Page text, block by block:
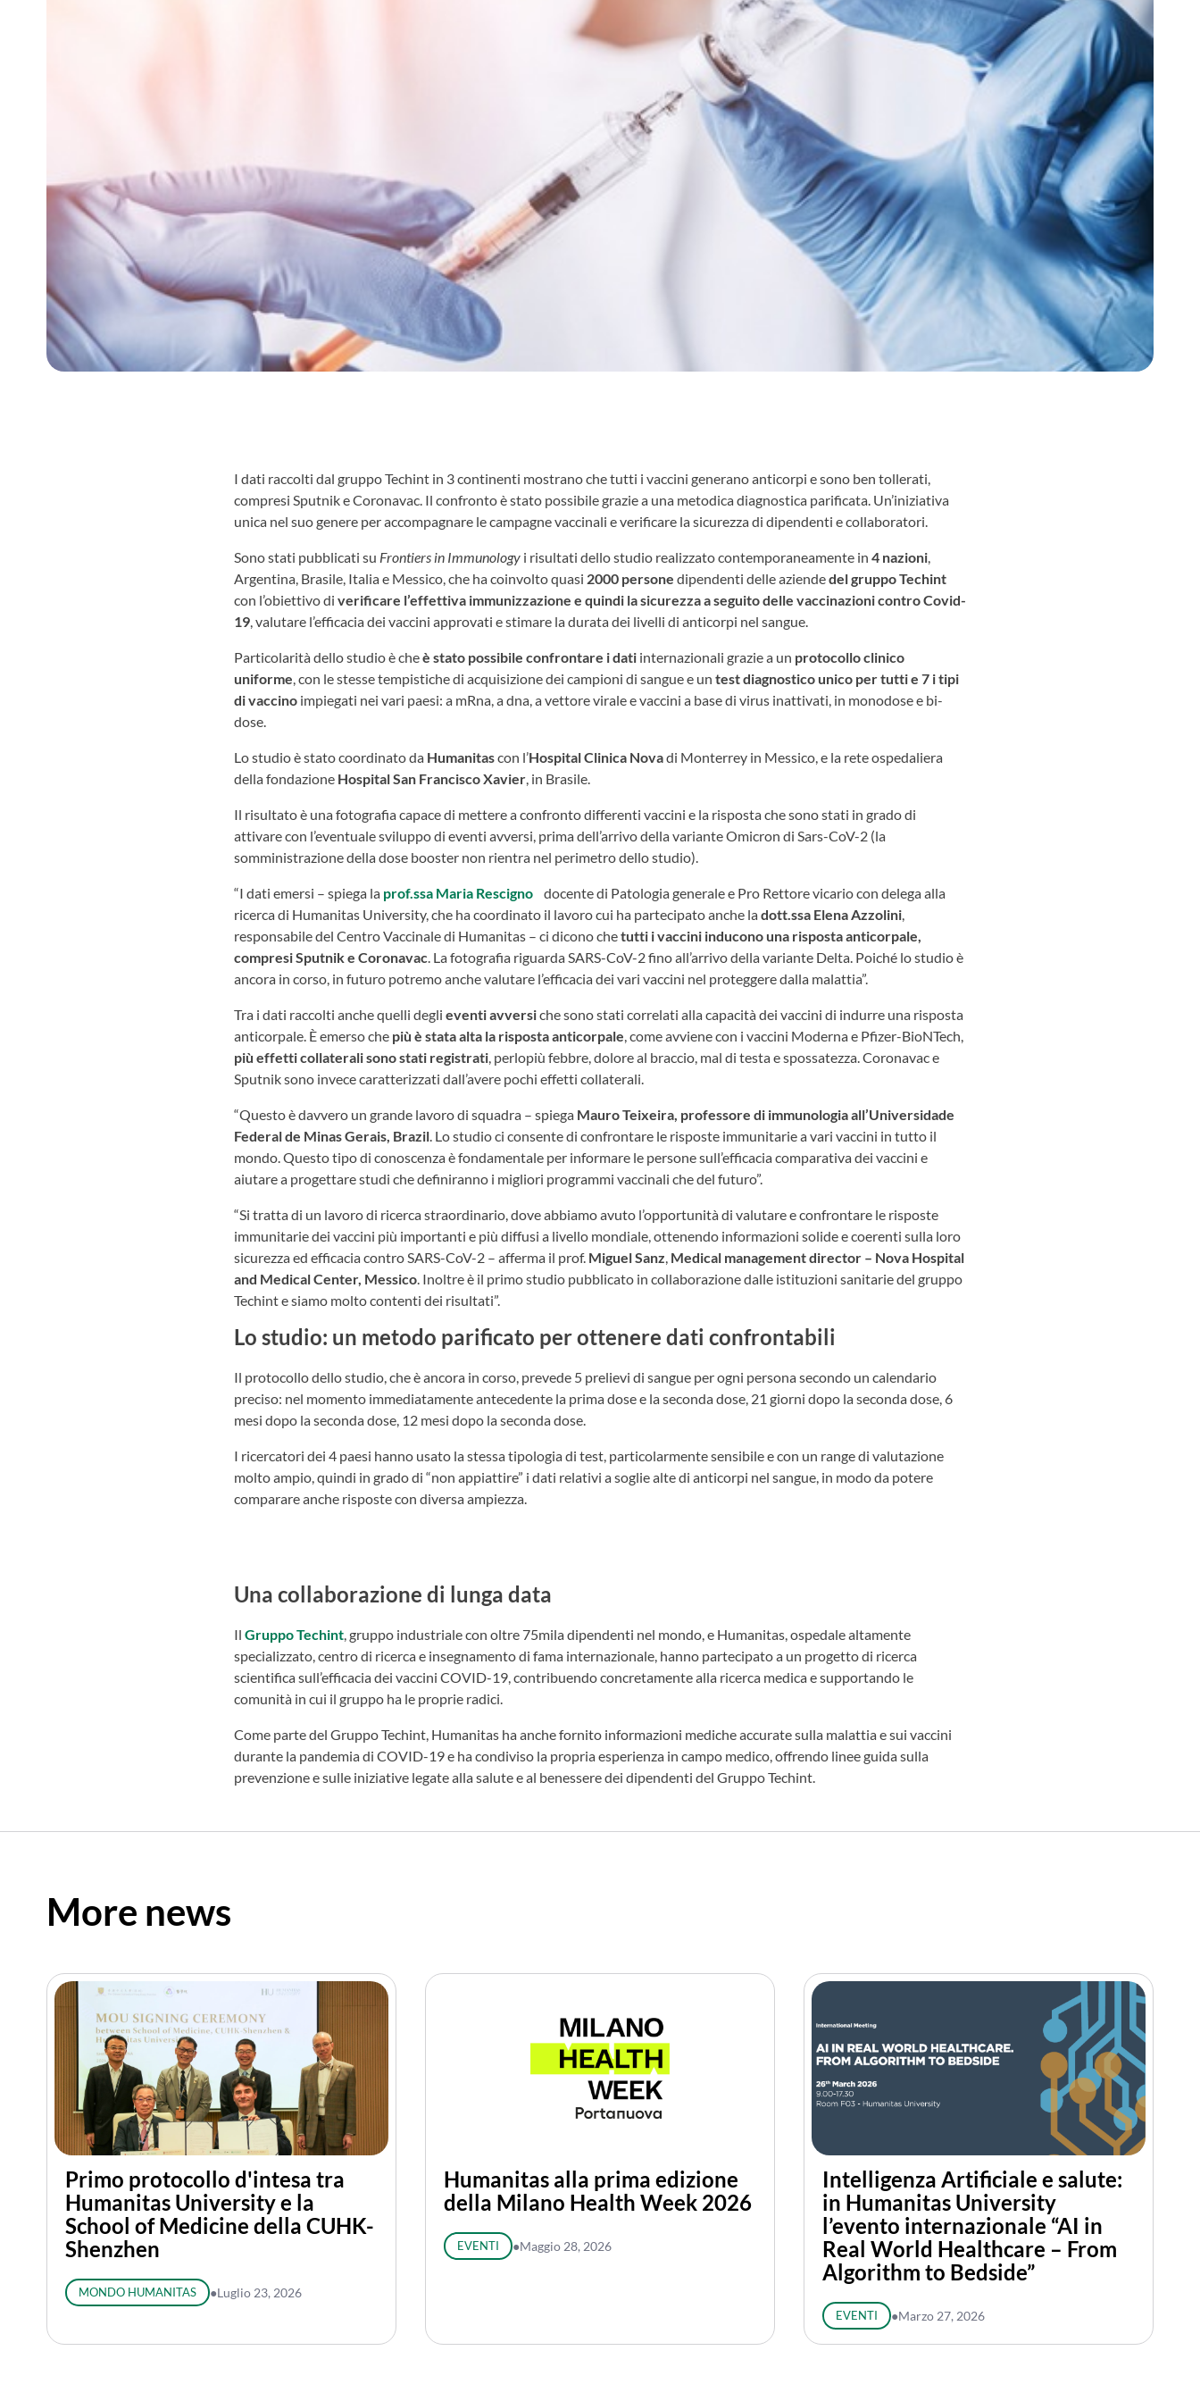
I dati raccolti dal gruppo Techint in 3 continenti mostrano che tutti i vaccini generano anticorpi e sono ben tollerati,
compresi Sputnik e Coronavac. Il confronto è stato possibile grazie a una metodica diagnostica parificata. Un’iniziativa
unica nel suo genere per accompagnare le campagne vaccinali e verificare la sicurezza di dipendenti e collaboratori.
Sono stati pubblicati su Frontiers in Immunology i risultati dello studio realizzato contemporaneamente in 4 nazioni,
Argentina, Brasile, Italia e Messico, che ha coinvolto quasi 2000 persone dipendenti delle aziendedel gruppo Techint
con l’obiettivo di verificare l’effettiva immunizzazione e quindi la sicurezza a seguito delle vaccinazioni contro Covid-
19, valutare l’efficacia dei vaccini approvati e stimare la durata dei livelli di anticorpi nel sangue.
Particolarità dello studio è cheè stato possibile confrontare i dati internazionali grazie a un protocollo clinico
uniforme, con le stesse tempistiche di acquisizione dei campioni di sangue e un test diagnostico unico per tutti e 7 i tipi
di vaccino impiegati nei vari paesi: a mRna, a dna, a vettore virale e vaccini a base di virus inattivati, in monodose e bi-
dose.
Lo studio è stato coordinato da Humanitascon l’Hospital Clinica Novadi Monterrey in Messico, e la rete ospedaliera
della fondazione Hospital San Francisco Xavier, in Brasile.
Il risultato è una fotografia capace di mettere a confronto differenti vaccini e la risposta che sono stati in grado di
attivare con l’eventuale sviluppo di eventi avversi, prima dell’arrivo della variante Omicron di Sars-CoV-2 (la
somministrazione della dose booster non rientra nel perimetro dello studio).
“I dati emersi – spiega la prof.ssa Maria Rescigno docente di Patologia generale e Pro Rettore vicario con delega alla
ricerca di Humanitas University, che ha coordinato il lavoro cui ha partecipato anche ladott.ssa Elena Azzolini,
responsabile del Centro Vaccinale di Humanitas – ci dicono chetutti i vaccini inducono una risposta anticorpale,
compresi Sputnik e Coronavac. La fotografia riguarda SARS-CoV-2 fino all’arrivo della variante Delta. Poiché lo studio è
ancora in corso, in futuro potremo anche valutare l’efficacia dei vari vaccini nel proteggere dalla malattia”.
Tra i dati raccolti anche quelli degli eventi avversiche sono stati correlati alla capacità dei vaccini di indurre una risposta
anticorpale. È emerso che più è stata alta la risposta anticorpale, come avviene con i vaccini Moderna e Pfizer-BioNTech,
più effetti collaterali sono stati registrati, perlopiù febbre, dolore al braccio, mal di testa e spossatezza. Coronavac e
Sputnik sono invece caratterizzati dall’avere pochi effetti collaterali.
“Questo è davvero un grande lavoro di squadra – spiega Mauro Teixeira, professore di immunologia all’Universidade
Federal de Minas Gerais, Brazil. Lo studio ci consente di confrontare le risposte immunitarie a vari vaccini in tutto il
mondo. Questo tipo di conoscenza è fondamentale per informare le persone sull’efficacia comparativa dei vaccini e
aiutare a progettare studi che definiranno i migliori programmi vaccinali che del futuro”.
“Si tratta di un lavoro di ricerca straordinario, dove abbiamo avuto l’opportunità di valutare e confrontare le risposte
immunitarie dei vaccini più importanti e più diffusi a livello mondiale, ottenendo informazioni solide e coerenti sulla loro
sicurezza ed efficacia contro SARS-CoV-2 – afferma il prof. Miguel Sanz, Medical management director – Nova Hospital
and Medical Center, Messico. Inoltre è il primo studio pubblicato in collaborazione dalle istituzioni sanitarie del gruppo
Techint e siamo molto contenti dei risultati”.
Lo studio: un metodo parificato per ottenere dati confrontabili
Il protocollo dello studio, che è ancora in corso, prevede 5 prelievi di sangue per ogni persona secondo un calendario
preciso: nel momento immediatamente antecedente la prima dose e la seconda dose, 21 giorni dopo la seconda dose, 6
mesi dopo la seconda dose, 12 mesi dopo la seconda dose.
I ricercatori dei 4 paesi hanno usato la stessa tipologia di test, particolarmente sensibile e con un range di valutazione
molto ampio, quindi in grado di “non appiattire” i dati relativi a soglie alte di anticorpi nel sangue, in modo da potere
comparare anche risposte con diversa ampiezza.
Una collaborazione di lunga data
Il Gruppo Techint, gruppo industriale con oltre 75mila dipendenti nel mondo, e Humanitas, ospedale altamente
specializzato, centro di ricerca e insegnamento di fama internazionale, hanno partecipato a un progetto di ricerca
scientifica sull’efficacia dei vaccini COVID-19, contribuendo concretamente alla ricerca medica e supportando le
comunità in cui il gruppo ha le proprie radici.
Come parte del Gruppo Techint, Humanitas ha anche fornito informazioni mediche accurate sulla malattia e sui vaccini
durante la pandemia di COVID-19 e ha condiviso la propria esperienza in campo medico, offrendo linee guida sulla
prevenzione e sulle iniziative legate alla salute e al benessere dei dipendenti del Gruppo Techint.
More news
Primo protocollo d'intesa tra
Humanitas University e la
School of Medicine della CUHK-
Shenzhen
MONDO HUMANITAS ●Luglio 23, 2026
Humanitas alla prima edizione
della Milano Health Week 2026
EVENTI ●Maggio 28, 2026
Intelligenza Artificiale e salute:
in Humanitas University
l’evento internazionale “AI in
Real World Healthcare – From
Algorithm to Bedside”
EVENTI ●Marzo 27, 2026